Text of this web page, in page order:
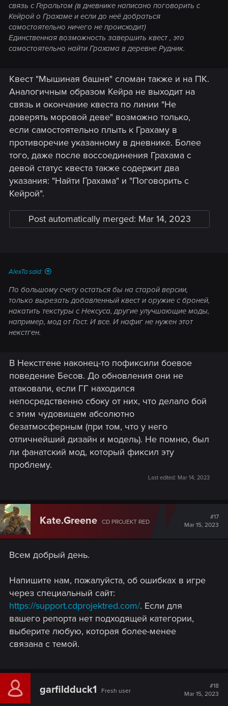
связь с Геральтом (в дневнике написано поговорить с
Кейрой о Грахаме и если до неё добраться
самостоятельно ничего не происходит)
Единственная возможность завершить квест , это
самостоятельно найти Грахама в деревне Рудник.
Квест "Мышиная башня" сломан также и на ПК.
Аналогичным образом Кейра не выходит на
связь и окончание квеста по линии "Не
доверять моровой деве" возможно только,
если самостоятельно плыть к Грахаму в
противоречие указанному в дневнике. Более
того, даже после воссоединения Грахама с
девой статус квеста также содержит два
указания: "Найти Грахама" и "Поговорить с
Кейрой".
Post automatically merged: Mar 14, 2023
AlexTa said:
По большому счету остаться бы на старой версии,
только вырезать добавленный квест и оружие с броней,
накатить текстуры с Нексуса, другие улучшающие моды,
например, мод от Гост. И все. И нафиг не нужен этот
некстген.
В Некстгене наконец-то пофиксили боевое
поведение Бесов. До обновления они не
атаковали, если ГГ находился
непосредственно сбоку от них, что делало бой
с этим чудовищем абсолютно
безатмосферным (при том, что у него
отличнейший дизайн и модель). Не помню, был
ли фанатский мод, который фиксил эту
проблему.
Last edited: Mar 14, 2023
Kate.Greene CD PROJEKT RED
#17
Mar 15, 2023
Всем добрый день.
Напишите нам, пожалуйста, об ошибках в игре
через специальный сайт:
https://support.cdprojektred.com/. Если для
вашего репорта нет подходящей категории,
выберите любую, которая более-менее
связана с темой.
garfildduck1 Fresh user
#18
Mar 15, 2023